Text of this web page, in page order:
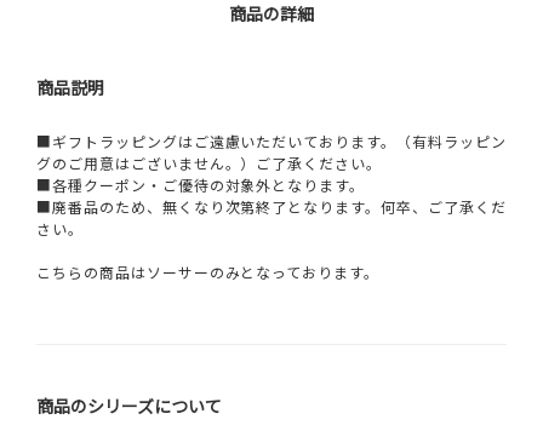
商品の詳細
商品説明
■ギフトラッピングはご遠慮いただいております。（有料ラッピン
グのご用意はございません。）ご了承ください。
■各種クーポン・ご優待の対象外となります。
■廃番品のため、無くなり次第終了となります。何卒、ご了承くだ
さい。
こちらの商品はソーサーのみとなっております。
商品のシリーズについて